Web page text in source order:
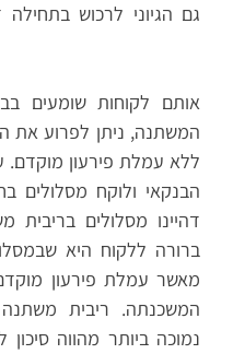
גם הגיוני לרכוש
אותם לקוחות שומעים
המשתנה, ניתן לפרוע את
הבנקאי ולוקח מסלולים
דהיינו מסלולים
ברורה ללקוח היא
מאשר עמלת פירעון
המשכנתה. ריבית
נמוכה ביותר מהווה